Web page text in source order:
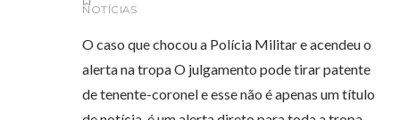
NOTÍCIAS
O caso que chocou a Polícia Militar e acendeu o
alerta na tropa O julgamento pode tirar patente
de tenente-coronel e esse não é apenas um título